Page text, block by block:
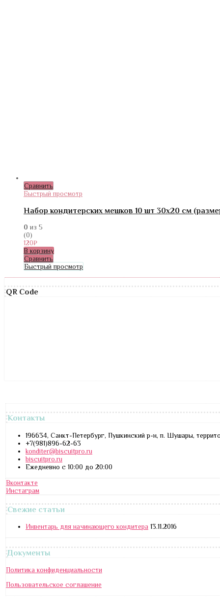
Сравнить
Быстрый просмотр
Набор кондитерских мешков 10 шт 30х20 см
0 из 5
(0)
120₽
В корзину
Сравнить
Быстрый просмотр
QR Code
Контакты
196634, Санкт-Петербург, Пушкинский р-н, п. Шушары,
+7(981)896-62-63
konditer@biscuitpro.ru
biscuitpro.ru
Ежедневно с 10:00 до 20:00
Вконтакте
Инстаграм
Свежие статьи
Инвентарь для начинающего кондитера 13.11.2016
Документы
Политика конфиденциальности
Пользовательское соглашение